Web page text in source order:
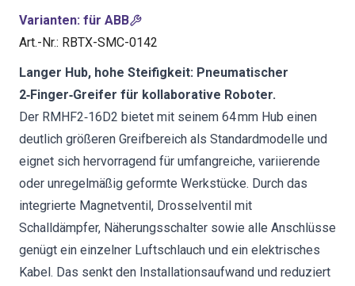
Varianten: für ABB
Art.-Nr.: RBTX-SMC-0142
Langer Hub, hohe Steifigkeit: Pneumatischer
2‑Finger‑Greifer für kollaborative Roboter.
Der RMHF2‑16D2 bietet mit seinem 64 mm Hub einen
deutlich größeren Greifbereich als Standardmodelle und
eignet sich hervorragend für umfangreiche, variierende
oder unregelmäßig geformte Werkstücke. Durch das
integrierte Magnetventil, Drosselventil mit
Schalldämpfer, Näherungsschalter sowie alle Anschlüsse
genügt ein einzelner Luftschlauch und ein elektrisches
Kabel. Das senkt den Installationsaufwand und reduziert